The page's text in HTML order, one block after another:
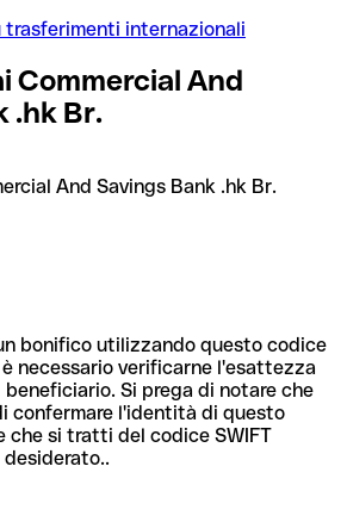
trasferimenti internazionali
Commercial And
.hk Br.
And Savings Bank .hk Br.
bonifico utilizzando questo codice
necessario verificarne l'esattezza
beneficiario. Si prega di notare che
confermare l'identità di questo
che si tratti del codice SWIFT